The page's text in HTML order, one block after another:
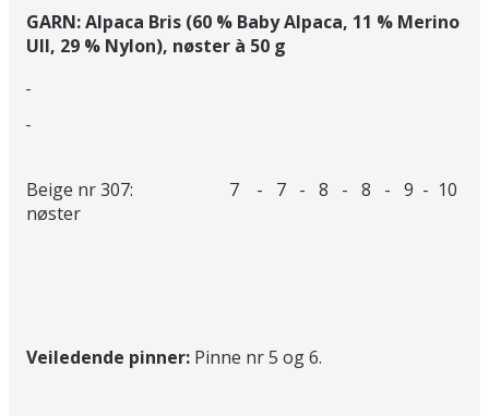
GARN: Alpaca Bris (60 % Baby Alpaca, 11 % Merino
Ull, 29 % Nylon), nøster à 50 g
Beige nr 307: 7 - 7 - 8 - 8 - 9 - 10
nøster
Veiledende pinner: Pinne nr 5 og 6.